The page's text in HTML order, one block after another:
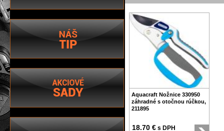
Aquacraft Nožnice 330950
záhradné s otočnou rúčkou,
211895
18.70 € s DPH